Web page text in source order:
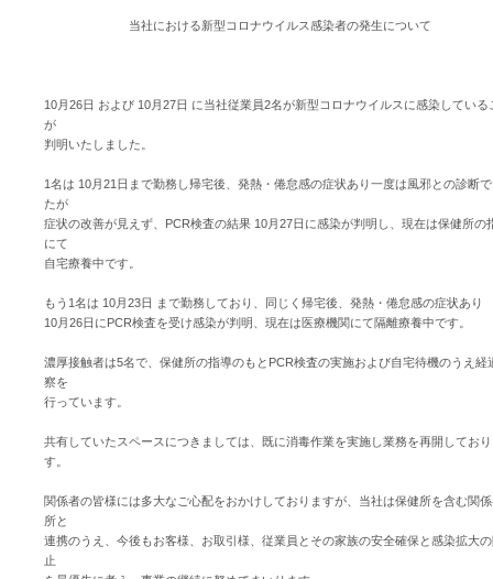
当社における新型コロナウイルス感染者の発生について
10月26日 および 10月27日 に当社従業員2名が新型コロナウイルスに感染している
が
判明いたしました。
1名は 10月21日まで勤務し帰宅後、発熱・倦怠感の症状あり一度は風邪との診断
たが
症状の改善が見えず、PCR検査の結果 10月27日に感染が判明し、現在は保健所の
にて
自宅療養中です。
もう1名は 10月23日 まで勤務しており、同じく帰宅後、発熱・倦怠感の症状あり
10月26日にPCR検査を受け感染が判明、現在は医療機関にて隔離療養中です。
濃厚接触者は5名で、保健所の指導のもとPCR検査の実施および自宅待機のうえ経
察を
行っています。
共有していたスペースにつきましては、既に消毒作業を実施し業務を再開してお
す。
関係者の皆様には多大なご心配をおかけしておりますが、当社は保健所を含む関
所と
連携のうえ、今後もお客様、お取引様、従業員とその家族の安全確保と感染拡大
止